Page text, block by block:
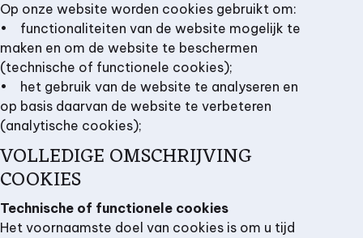
Op onze website worden cookies gebruikt om:
• functionaliteiten van de website mogelijk te
maken en om de website te beschermen
(technische of functionele cookies);
• het gebruik van de website te analyseren en
op basis daarvan de website te verbeteren
(analytische cookies);
VOLLEDIGE OMSCHRIJVING
COOKIES
Technische of functionele cookies
Het voornaamste doel van cookies is om u tijd